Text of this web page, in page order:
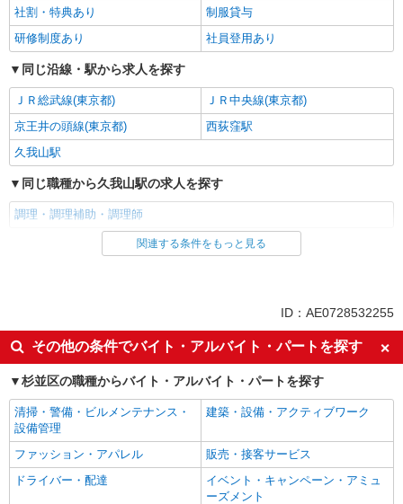
社割・特典あり
制服貸与
研修制度あり
社員登用あり
同じ沿線・駅から求人を探す
ＪＲ総武線(東京都)
ＪＲ中央線(東京都)
京王井の頭線(東京都)
西荻窪駅
久我山駅
同じ職種から久我山駅の求人を探す
調理・調理補助・調理師
同じ雇用形態から久我山駅の求人を探す
土日祝休み
昼
夕方
夜
副業・WワークOK
入社日応相談
Web面接OK
友達と応募OK
職場見学OKまたは説明会あり
未経験歓迎
経験者・有資格者歓迎
新卒・第二新卒歓迎
主婦・主夫歓迎
関連する条件をもっと見る
ID：AE0728532255
その他の条件でバイト・アルバイト・パートを探す
杉並区の職種からバイト・アルバイト・パートを探す
清掃・警備・ビルメンテナンス・
設備管理
建築・設備・アクティブワーク
ファッション・アパレル
販売・接客サービス
ドライバー・配達
イベント・キャンペーン・アミュ
ーズメント